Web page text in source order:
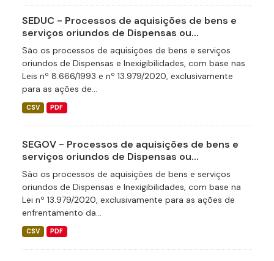
SEDUC - Processos de aquisições de bens e
serviços oriundos de Dispensas ou...
São os processos de aquisições de bens e serviços
oriundos de Dispensas e Inexigibilidades, com base nas
Leis nº 8.666/1993 e nº 13.979/2020, exclusivamente
para as ações de...
CSV PDF
SEGOV - Processos de aquisições de bens e
serviços oriundos de Dispensas ou...
São os processos de aquisições de bens e serviços
oriundos de Dispensas e Inexigibilidades, com base na
Lei nº 13.979/2020, exclusivamente para as ações de
enfrentamento da...
CSV PDF